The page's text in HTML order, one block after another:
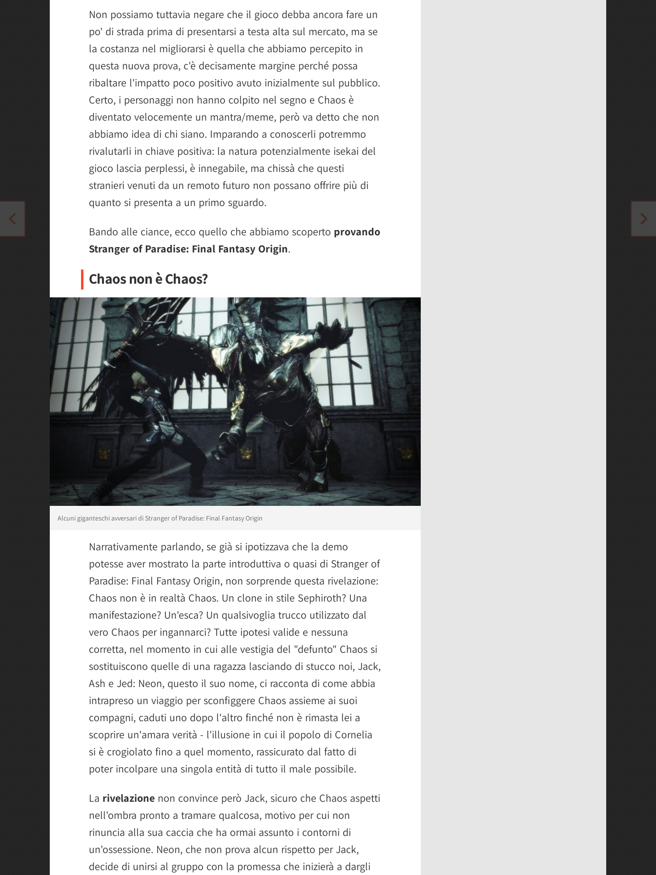
Non possiamo tuttavia negare che il gioco debba ancora fare un
po' di strada prima di presentarsi a testa alta sul mercato, ma se
la costanza nel migliorarsi è quella che abbiamo percepito in
questa nuova prova, c'è decisamente margine perché possa
ribaltare l'impatto poco positivo avuto inizialmente sul pubblico.
Certo, i personaggi non hanno colpito nel segno e Chaos è
diventato velocemente un mantra/meme, però va detto che non
abbiamo idea di chi siano. Imparando a conoscerli potremmo
rivalutarli in chiave positiva: la natura potenzialmente isekai del
gioco lascia perplessi, è innegabile, ma chissà che questi
stranieri venuti da un remoto futuro non possano offrire più di
quanto si presenta a un primo sguardo.
Bando alle ciance, ecco quello che abbiamo scoperto provando
Stranger of Paradise: Final Fantasy Origin.
Chaos non è Chaos?
Alcuni giganteschi avversari di Stranger of Paradise: Final Fantasy Origin
Narrativamente parlando, se già si ipotizzava che la demo
potesse aver mostrato la parte introduttiva o quasi di Stranger of
Paradise: Final Fantasy Origin, non sorprende questa rivelazione:
Chaos non è in realtà Chaos. Un clone in stile Sephiroth? Una
manifestazione? Un'esca? Un qualsivoglia trucco utilizzato dal
vero Chaos per ingannarci? Tutte ipotesi valide e nessuna
corretta, nel momento in cui alle vestigia del "defunto" Chaos si
sostituiscono quelle di una ragazza lasciando di stucco noi, Jack,
Ash e Jed: Neon, questo il suo nome, ci racconta di come abbia
intrapreso un viaggio per sconfiggere Chaos assieme ai suoi
compagni, caduti uno dopo l'altro finché non è rimasta lei a
scoprire un'amara verità - l'illusione in cui il popolo di Cornelia
si è crogiolato fino a quel momento, rassicurato dal fatto di
poter incolpare una singola entità di tutto il male possibile.
La rivelazione non convince però Jack, sicuro che Chaos aspetti
nell'ombra pronto a tramare qualcosa, motivo per cui non
rinuncia alla sua caccia che ha ormai assunto i contorni di
un'ossessione. Neon, che non prova alcun rispetto per Jack,
decide di unirsi al gruppo con la promessa che inizierà a dargli